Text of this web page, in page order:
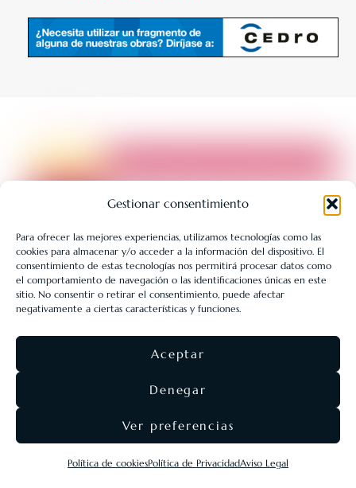
Gestionar consentimiento
Para ofrecer las mejores experiencias, utilizamos tecnologías como las
cookies para almacenar y/o acceder a la información del dispositivo. El
consentimiento de estas tecnologías nos permitirá procesar datos como
el comportamiento de navegación o las identificaciones únicas en este
sitio. No consentir o retirar el consentimiento, puede afectar
negativamente a ciertas características y funciones.
Aceptar
Denegar
Ver preferencias
Política de cookiesPolítica de PrivacidadAviso Legal
LIBRERÍA UNIVERSITARIA LEÓN 1980 SLL ha sido beneficiaria
de Fondos Europeos, cuyo objetivo es la mejora de la
competitividad de las PYMES, y gracias al cual ha puesto en
marcha un Plan de Acción con el objetivo de reforzar la
digitalización y la competitividad de las pymes durante el año
2025. Para ello ha contado con el apoyo del Programa Pyme
Digital de la Cámara de Comercio de León.
Eolas Ediciones2026 ·SEO & diseño webAgencia